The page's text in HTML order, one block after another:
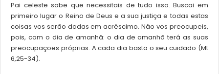
Pai celeste sabe que necessitais de tudo isso. Buscai em
primeiro lugar o Reino de Deus e a sua justiça e todas estas
coisas vos serão dadas em acréscimo. Não vos preocupeis,
pois, com o dia de amanhã: o dia de amanhã terá as suas
preocupações próprias. A cada dia basta o seu cuidado (Mt
6,25-34).